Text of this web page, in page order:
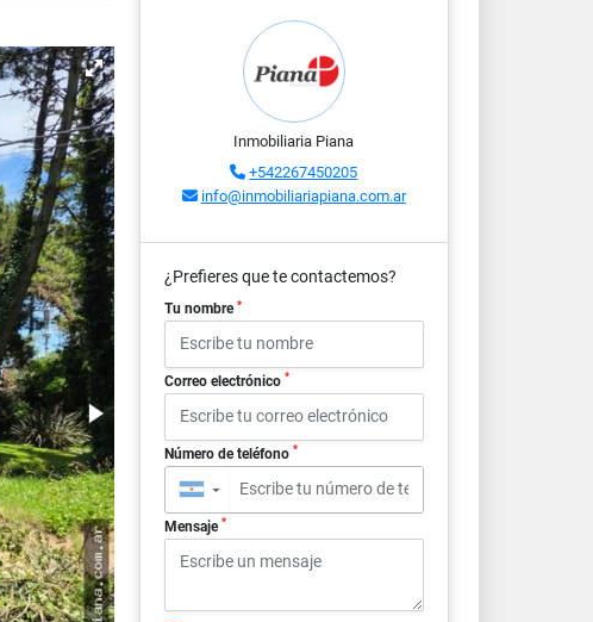
Inmobiliaria Piana
+542267450205
info@inmobiliariapiana.com.ar
¿Prefieres que te contactemos?
Tu nombre *
Correo electrónico *
Número de teléfono *
▼
Mensaje *